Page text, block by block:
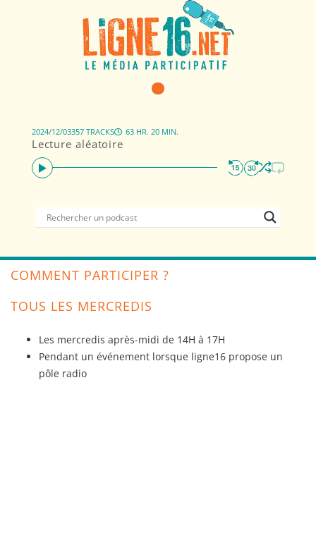
Lecture aléatoire
2024/12/03357 TRACKS 63 HR. 20 MIN.
COMMENT PARTICIPER ?
TOUS LES MERCREDIS
Les mercredis après-midi de 14H à 17H
Pendant un événement lorsque ligne16 propose un
pôle radio